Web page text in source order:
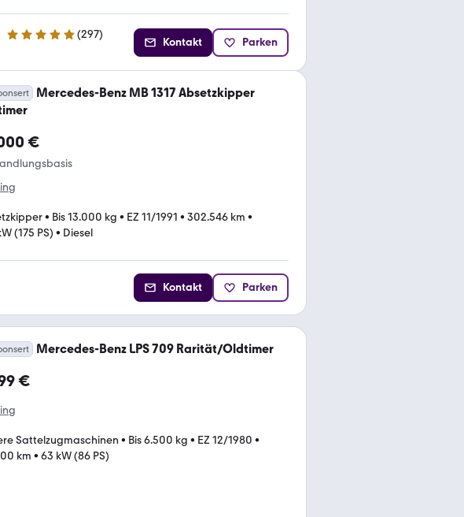
4.8 Sterne (297)
Kontakt Parken
Mercedes-Benz MB 1317 Absetzkipper
€
• Bis 13.000 kg • EZ 11/1991 • 302.546 km •
(175 PS) • Diesel
Kontakt Parken
Mercedes-Benz LPS 709 Rarität/Oldtimer
€
Sattelzugmaschinen • Bis 6.500 kg • EZ 12/1980 •
km • 63 kW (86 PS)